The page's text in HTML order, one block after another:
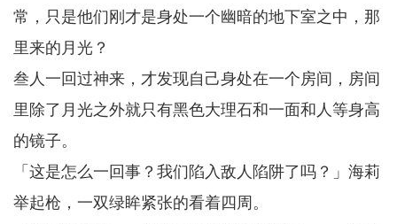
常，只是他们刚才是身处一个幽暗的地下室之中，那
里来的月光？
叁人一回过神来，才发现自己身处在一个房间，房间
里除了月光之外就只有黑色大理石和一面和人等身高
的镜子。
「这是怎么一回事？我们陷入敌人陷阱了吗？」海莉
举起枪，一双绿眸紧张的看着四周。